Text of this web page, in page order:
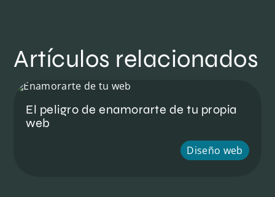
Artículos relacionados
El peligro de enamorarte de tu propia
web
Diseño web